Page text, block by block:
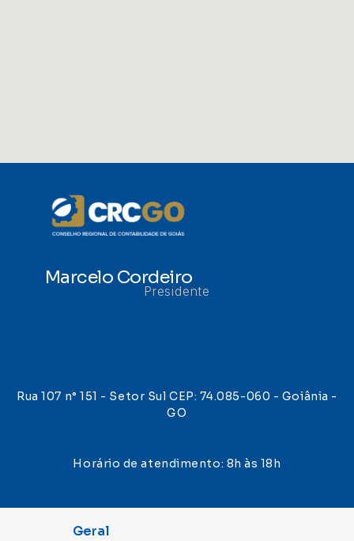
Marcelo Cordeiro
Presidente
Rua 107 n° 151 - Setor Sul CEP: 74.085-060 - Goiânia -
GO
Horário de atendimento: 8h às 18h
Geral